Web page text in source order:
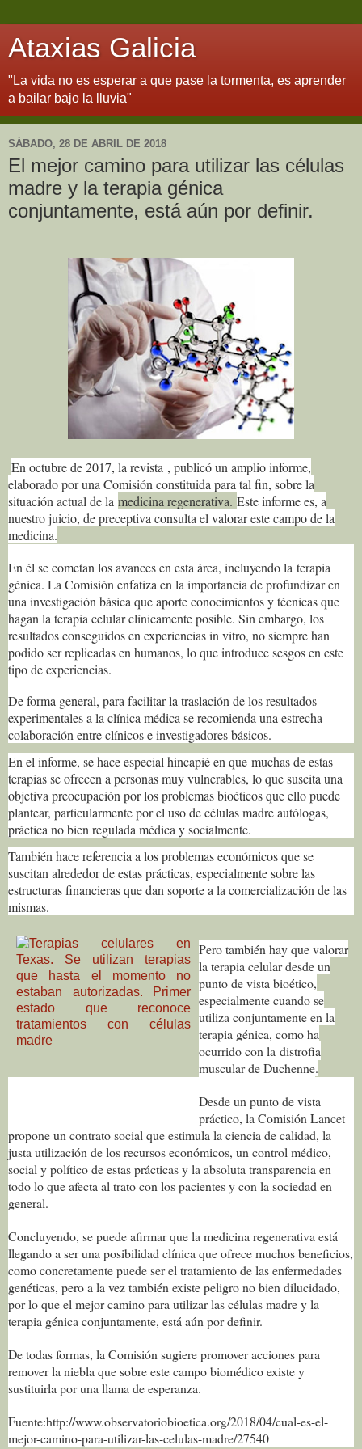
Ataxias Galicia
"La vida no es esperar a que pase la tormenta, es aprender
a bailar bajo la lluvia"
SÁBADO, 28 DE ABRIL DE 2018
El mejor camino para utilizar las células
madre y la terapia génica
conjuntamente, está aún por definir.
En octubre de 2017, la revista , publicó un amplio informe,
elaborado por una Comisión constituida para tal fin, sobre la
situación actual de la medicina regenerativa. Este informe es, a
nuestro juicio, de preceptiva consulta el valorar este campo de la
medicina.
En él se cometan los avances en esta área, incluyendo la terapia
génica. La Comisión enfatiza en la importancia de profundizar en
una investigación básica que aporte conocimientos y técnicas que
hagan la terapia celular clínicamente posible. Sin embargo, los
resultados conseguidos en experiencias in vitro, no siempre han
podido ser replicadas en humanos, lo que introduce sesgos en este
tipo de experiencias.
De forma general, para facilitar la traslación de los resultados
experimentales a la clínica médica se recomienda una estrecha
colaboración entre clínicos e investigadores básicos.
En el informe, se hace especial hincapié en que muchas de estas
terapias se ofrecen a personas muy vulnerables, lo que suscita una
objetiva preocupación por los problemas bioéticos que ello puede
plantear, particularmente por el uso de células madre autólogas,
práctica no bien regulada médica y socialmente.
También hace referencia a los problemas económicos que se
suscitan alrededor de estas prácticas, especialmente sobre las
estructuras financieras que dan soporte a la comercialización de las
mismas.
Pero también hay que valorar
la terapia celular desde un
punto de vista bioético,
especialmente cuando se
utiliza conjuntamente en la
terapia génica, como ha
ocurrido con la distrofia
muscular de Duchenne.
Desde un punto de vista
práctico, la Comisión Lancet
propone un contrato social que estimula la ciencia de calidad, la
justa utilización de los recursos económicos, un control médico,
social y político de estas prácticas y la absoluta transparencia en
todo lo que afecta al trato con los pacientes y con la sociedad en
general.
Concluyendo, se puede afirmar que la medicina regenerativa está
llegando a ser una posibilidad clínica que ofrece muchos beneficios,
como concretamente puede ser el tratamiento de las enfermedades
genéticas, pero a la vez también existe peligro no bien dilucidado,
por lo que el mejor camino para utilizar las células madre y la
terapia génica conjuntamente, está aún por definir.
De todas formas, la Comisión sugiere promover acciones para
remover la niebla que sobre este campo biomédico existe y
sustituirla por una llama de esperanza.
Fuente:http://www.observatoriobioetica.org/2018/04/cual-es-el-
mejor-camino-para-utilizar-las-celulas-madre/27540